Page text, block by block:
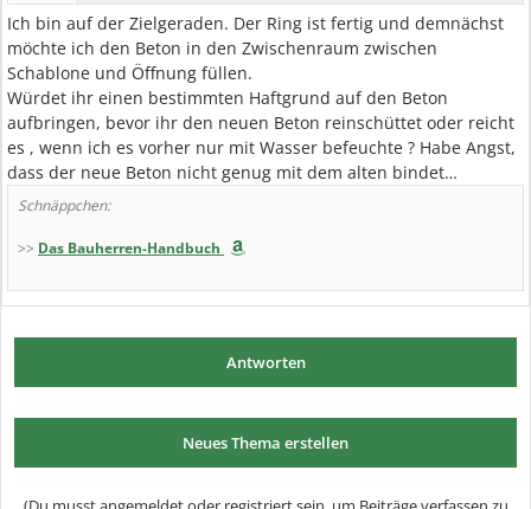
Ich bin auf der Zielgeraden. Der Ring ist fertig und demnächst
möchte ich den Beton in den Zwischenraum zwischen
Schablone und Öffnung füllen.
Würdet ihr einen bestimmten Haftgrund auf den Beton
aufbringen, bevor ihr den neuen Beton reinschüttet oder reicht
es , wenn ich es vorher nur mit Wasser befeuchte ? Habe Angst,
dass der neue Beton nicht genug mit dem alten bindet…
Schnäppchen:
>> Das Bauherren-Handbuch
Antworten
Neues Thema erstellen